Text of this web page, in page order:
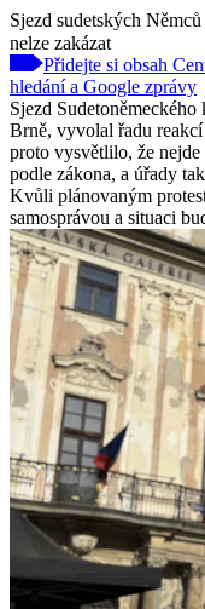
Sjezd sudetských
nelze zakázat
Přidejte si obsah
hledání a Google zprávy
Sjezd
Brně, vyvolal řadu
proto vysvětlilo, že nejde
podle zákona, a úřady
Kvůli plánovaným
samosprávou a situaci